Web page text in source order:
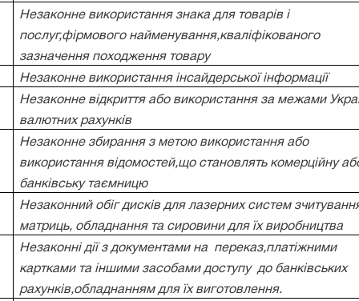
Незаконне використання знака для товарів і
послуг,фірмового найменування,кваліфікованого
зазначення походження товару
Незаконне використання інсайдерської інформації
Незаконне відкриття або використання за межами
валютних рахунків
Незаконне збирання з метою використання або
використання відомостей,що становлять комерційну
банківську таємницю
Незаконний обіг дисків для лазерних систем
матриць, обладнання та сировини для їх виробництва
Незаконні дії з документами на
переказ,платіжними
картками та іншими засобами доступу до банківських
рахунків,обладнанням для їх виготовлення.